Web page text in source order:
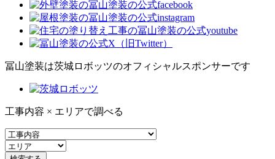
冨山塗装は茨城ロボッツのオフィシャルスポンサーです
工事内容 × エリアで調べる